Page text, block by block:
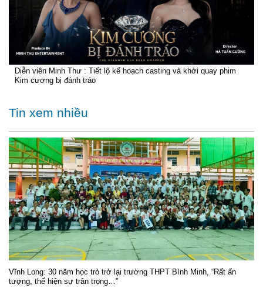
Diễn viên Minh Thư : Tiết lộ kế hoạch casting và khởi quay phim
Kim cương bị đánh tráo
Tin xem nhiều
Vĩnh Long: 30 năm học trò trở lại trường THPT Bình Minh, “Rất ấn
tượng, thể hiện sự trân trọng…”